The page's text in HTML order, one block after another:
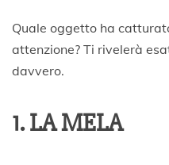
Quale oggetto ha
attenzione? Ti rivelerà
davvero.
1. LA MELA